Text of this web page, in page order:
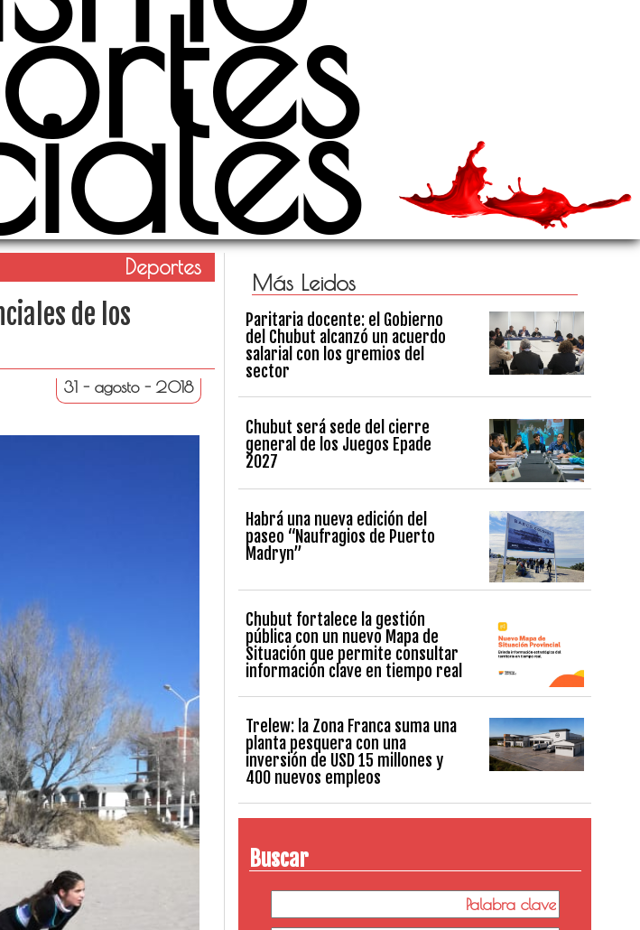
Deportes
de los
31 - agosto - 2018
Más Leidos
Paritaria docente: el Gobierno
del Chubut alcanzó un acuerdo
salarial con los gremios del
sector
Chubut será sede del cierre
general de los Juegos Epade
2027
Habrá una nueva edición del
paseo “Naufragios de Puerto
Madryn”
Chubut fortalece la gestión
pública con un nuevo Mapa de
Situación que permite consultar
información clave en tiempo real
Trelew: la Zona Franca suma una
planta pesquera con una
inversión de USD 15 millones y
400 nuevos empleos
Buscar